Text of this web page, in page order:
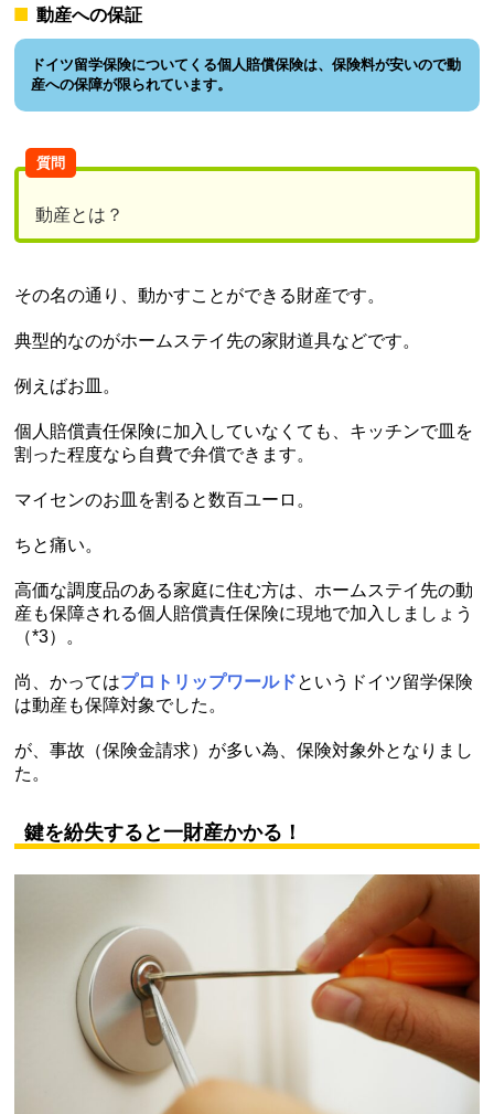
動産への保証
ドイツ留学保険についてくる個人賠償保険は、保険料が安いので動
産への保障が限られています。
質問
動産とは？
その名の通り、動かすことができる財産です。
典型的なのがホームステイ先の家財道具などです。
例えばお皿。
個人賠償責任保険に加入していなくても、キッチンで皿を
割った程度なら自費で弁償できます。
マイセンのお皿を割ると数百ユーロ。
ちと痛い。
高価な調度品のある家庭に住む方は、ホームステイ先の動
産も保障される個人賠償責任保険に現地で加入しましょう
（*3）。
尚、かってはプロトリップワールドというドイツ留学保険
は動産も保障対象でした。
が、事故（保険金請求）が多い為、保険対象外となりまし
た。
鍵を紛失すると一財産かかる！